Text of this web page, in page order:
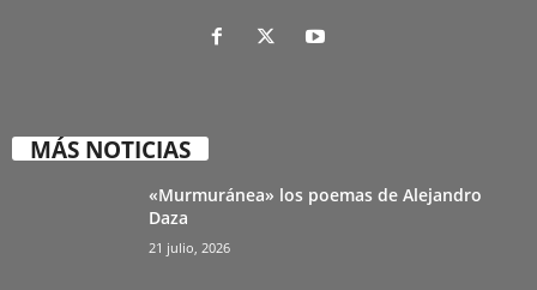
MÁS NOTICIAS
«Murmuránea» los poemas de Alejandro
Daza
21 julio, 2026